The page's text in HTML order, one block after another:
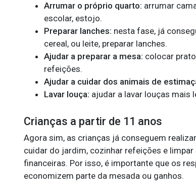
Arrumar o próprio quarto: arrumar
escolar, estojo.
Preparar lanches: nesta fase, já
cereal, ou leite, preparar lanches.
Ajudar a preparar a mesa: colocar
refeições.
Ajudar a cuidar dos animais de
Lavar louça: ajudar a lavar louças mais
Crianças a partir de 11 anos
Agora sim, as crianças já conseguem
cuidar do jardim, cozinhar refeições e
financeiras. Por isso, é importante que os
economizem parte da mesada ou ganhos.